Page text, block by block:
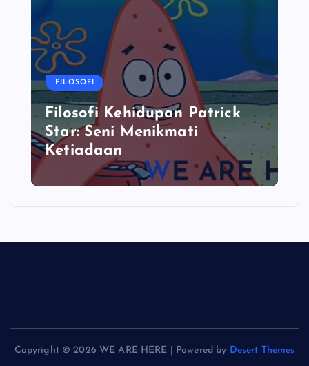
FILOSOFI
Filosofi Kehidupan Patrick
Star: Seni Menikmati
Ketiadaan
Copyright © 2026 WE ARE HERE | Powered by Desert Themes